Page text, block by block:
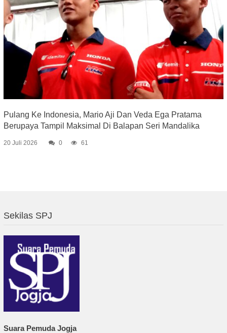
Pulang Ke Indonesia, Mario Aji Dan Veda Ega Pratama
Berupaya Tampil Maksimal Di Balapan Seri Mandalika
20 Juli 2026 0 61
Sekilas SPJ
Suara Pemuda Jogja